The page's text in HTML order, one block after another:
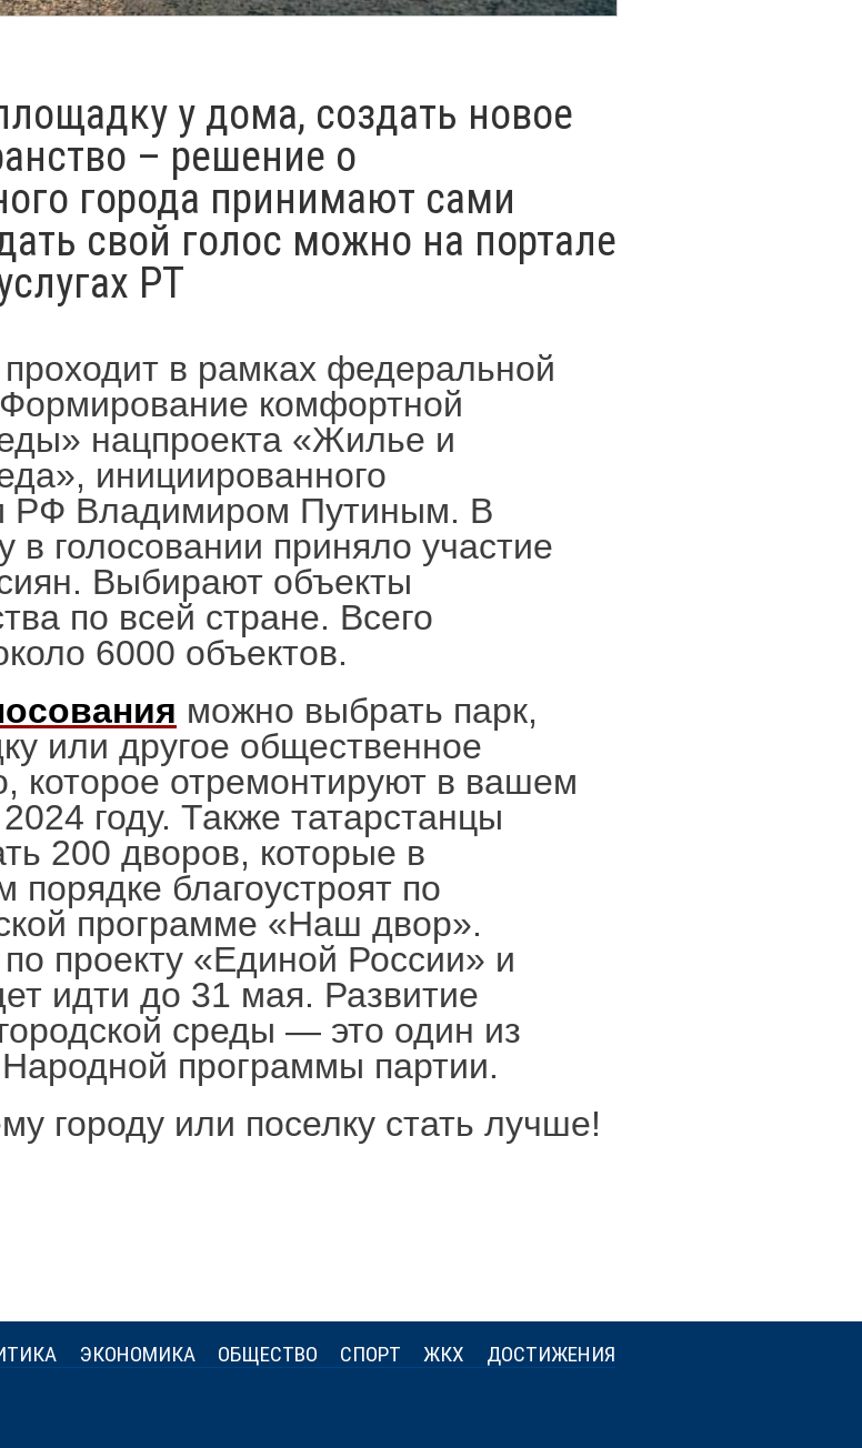
у дома, создать новое
– решение о
города принимают сами
свой голос можно на портале
РТ
в рамках федеральной
комфортной
нацпроекта «Жилье и
инициированного
РФ Владимиром Путиным. В
в голосовании приняло участие
Выбирают объекты
по всей стране. Всего
6000 объектов.
можно выбрать парк,
или другое общественное
которое отремонтируют в вашем
году. Также татарстанцы
200 дворов, которые в
порядке благоустроят по
программе «Наш двор».
проекту «Единой России» и
идти до 31 мая. Развитие
среды — это один из
программы партии.
городу или поселку стать лучше!
ДОСТИЖЕНИЯ
ЖКХ
СПОРТ
ОБЩЕСТВО
ЭКОНОМИКА